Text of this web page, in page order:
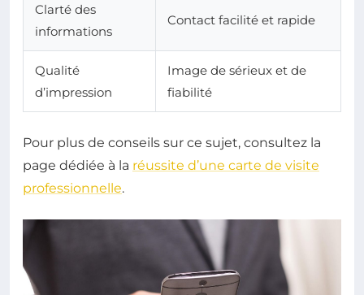
Clarté des
informations
Contact facilité et rapide
Qualité
d’impression
Image de sérieux et de
fiabilité
Pour plus de conseils sur ce sujet, consultez la
page dédiée à la réussite d’une carte de visite
professionnelle.